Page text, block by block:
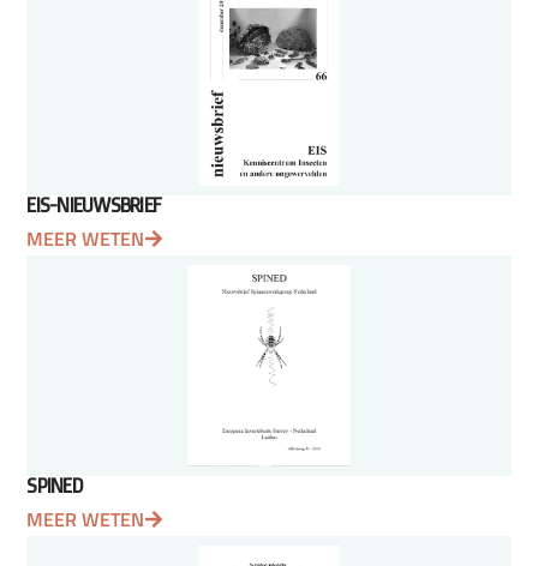
EIS-NIEUWSBRIEF
MEER WETEN
SPINED
MEER WETEN